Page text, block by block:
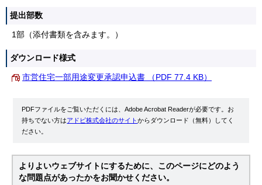
提出部数
1部（添付書類を含みます。）
ダウンロード様式
市営住宅一部用途変更承認申込書 （PDF 77.4 KB）
PDFファイルをご覧いただくには、Adobe Acrobat Readerが必要です。お
持ちでない方はアドビ株式会社のサイトからダウンロード（無料）してく
ださい。
よりよいウェブサイトにするために、このページにどのよう
な問題点があったかをお聞かせください。